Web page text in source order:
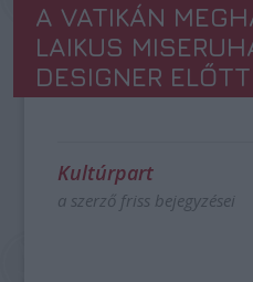
A VATIKÁN
LAIKUS
DESIGNER ELŐTT
Kultúrpart
a szerző friss bejegyzései